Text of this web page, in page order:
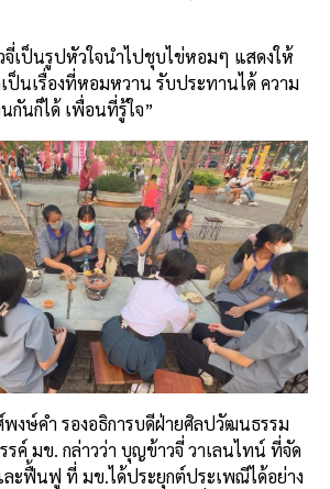
เป็นรูปหัวใจนำไปชุบไข่หอมๆ แสดงให้
ป็นเรื่องที่หอมหวาน รับประทานได้ ความ
กันก็ได้ เพื่อนที่รู้ใจ”
งษ์คำ รองอธิการบดีฝ่ายศิลปวัฒนธรรม
รค์ มข. กล่าวว่า บุญข้าวจี่ วาเลนไทน์ ที่จัด
ะฟื้นฟู ที่ มข.ได้ประยุกต์ประเพณีได้อย่าง